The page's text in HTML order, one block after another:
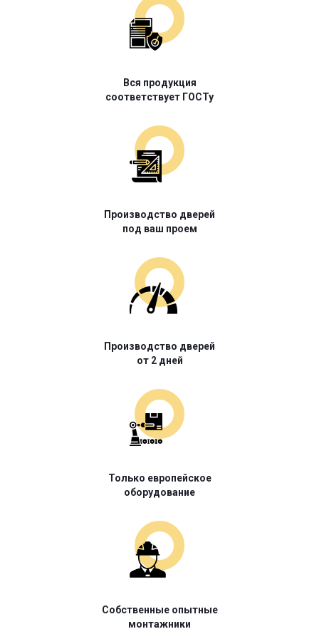
Вся продукция
соответствует ГОСТу
Производство дверей
под ваш проем
Производство дверей
от 2 дней
Только европейское
оборудование
Собственные опытные
монтажники